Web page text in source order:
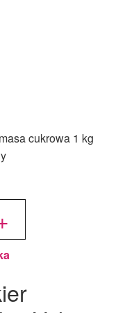
cukrowa 1 kg